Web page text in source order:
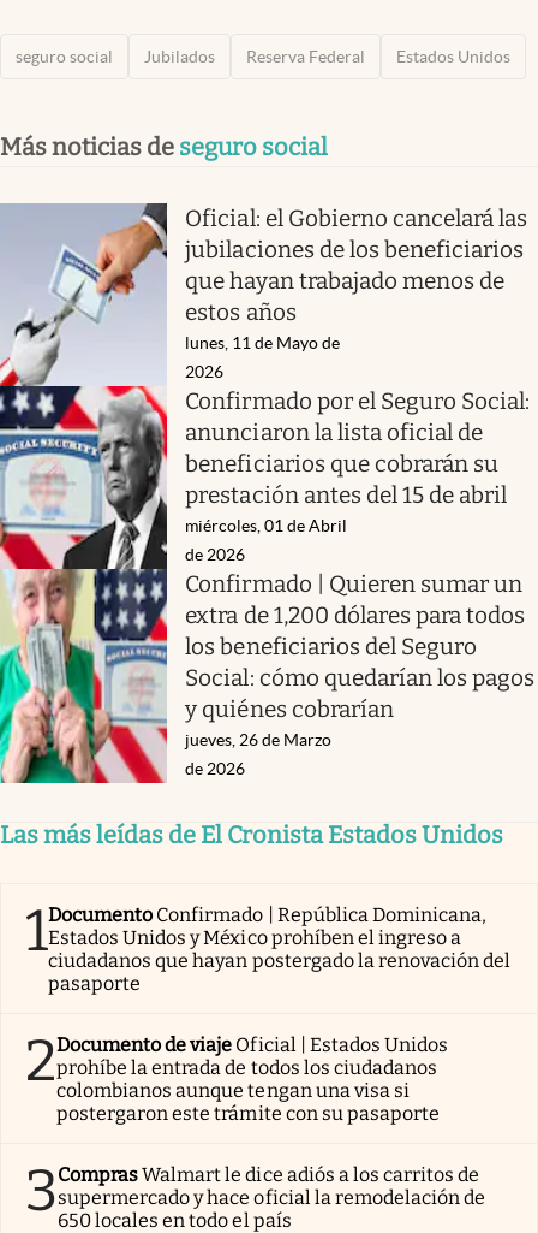
seguro social Jubilados Reserva Federal Estados Unidos
Más noticias de seguro social
Oficial: el Gobierno cancelará las
jubilaciones de los beneficiarios
que hayan trabajado menos de
estos años
lunes, 11 de Mayo de
2026
Confirmado por el Seguro Social:
anunciaron la lista oficial de
beneficiarios que cobrarán su
prestación antes del 15 de abril
miércoles, 01 de Abril
de 2026
Confirmado | Quieren sumar un
extra de 1,200 dólares para todos
los beneficiarios del Seguro
Social: cómo quedarían los pagos
y quiénes cobrarían
jueves, 26 de Marzo
de 2026
Las más leídas de El Cronista Estados Unidos
1Documento Confirmado | República Dominicana,
Estados Unidos y México prohíben el ingreso a
ciudadanos que hayan postergado la renovación del
pasaporte
2Documento de viaje Oficial | Estados Unidos
prohíbe la entrada de todos los ciudadanos
colombianos aunque tengan una visa si
postergaron este trámite con su pasaporte
3ComprasWalmart le dice adiós a los carritos de
supermercado y hace oficial la remodelación de
650 locales en todo el país